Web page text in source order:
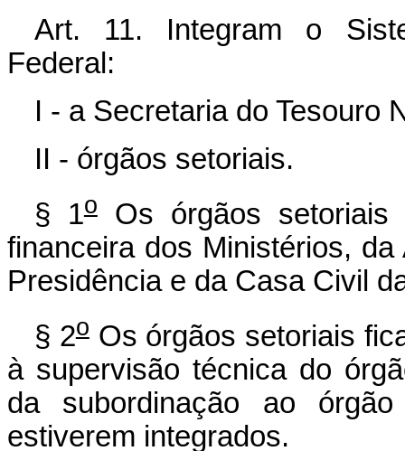
Art. 11. Integram o
Federal:
I - a Secretaria do Tesouro
II - órgãos setoriais.
§ 1oOs órgãos setoriais
financeira dos Ministérios,
Presidência e da Casa Civil
§ 2oOs órgãos setoriais
à supervisão técnica do
da subordinação ao
estiverem integrados.